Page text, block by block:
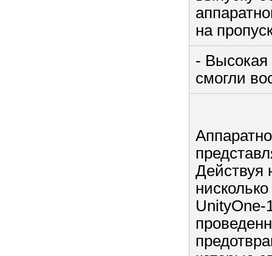
на
- Высокая
смогли
Действуя
UnityOne-